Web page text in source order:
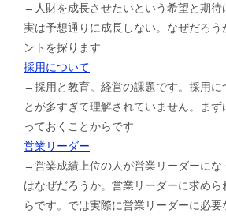
→人財を成長させたいという希望と期待
実は予想通りに成長しない。なぜだろう
ントを探ります
採用について
→採用と教育。経営の課題です。採用に
とが多すぎて理解されていません。ま
っておくことからです
営業リーダー
→営業成績上位の人が営業リーダーにな
はなぜだろうか。営業リーダーに求め
らです。では実際に営業リーダーに必要